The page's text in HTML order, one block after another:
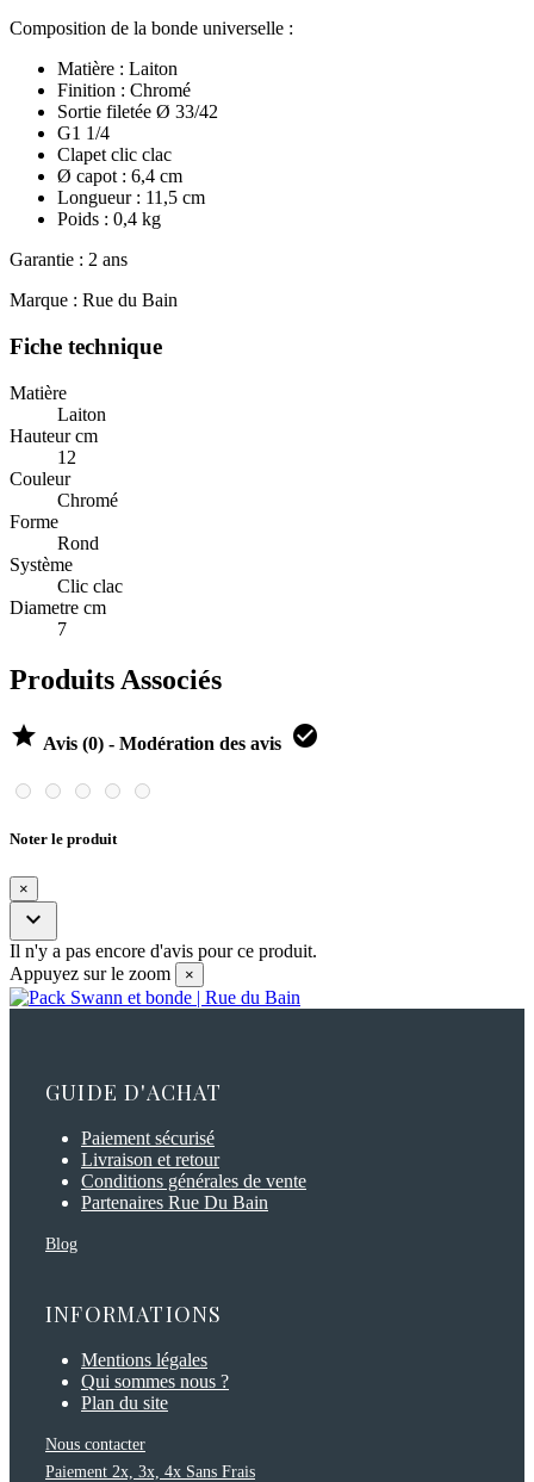
Composition de la bonde universelle :
Matière : Laiton
Finition : Chromé
Sortie filetée Ø 33/42
G1 1/4
Clapet clic clac
Ø capot : 6,4 cm
Longueur : 11,5 cm
Poids : 0,4 kg
Garantie : 2 ans
Marque : Rue du Bain
Fiche technique
Matière
Laiton
Hauteur cm
12
Couleur
Chromé
Forme
Rond
Système
Clic clac
Diametre cm
7
Produits Associés
 Avis (0) - Modération des avis 
Noter le produit
×

Il n'y a pas encore d'avis pour ce produit.
Appuyez sur le zoom
×
GUIDE D'ACHAT
Paiement sécurisé
Livraison et retour
Conditions générales de vente
Partenaires Rue Du Bain
Blog
INFORMATIONS
Mentions légales
Qui sommes nous ?
Plan du site
Nous contacter
Paiement 2x, 3x, 4x Sans Frais